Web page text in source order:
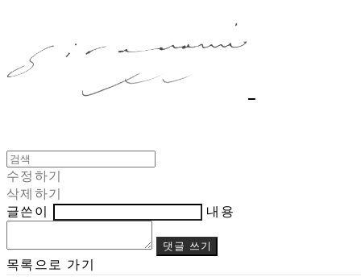
수정하기
삭제하기
글쓴이
내용
댓글 쓰기
목록으로 가기